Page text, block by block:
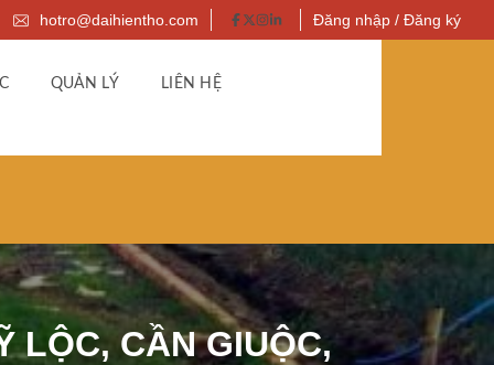
hotro@daihientho.com Đăng nhập / Đăng ký
QUẢN LÝ LIÊN HỆ
LỘC, CẦN GIUỘC,